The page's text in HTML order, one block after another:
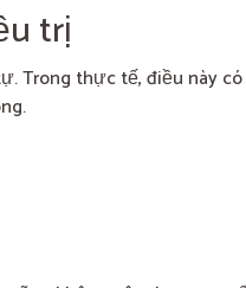
trị
Trong thực tế, điều này